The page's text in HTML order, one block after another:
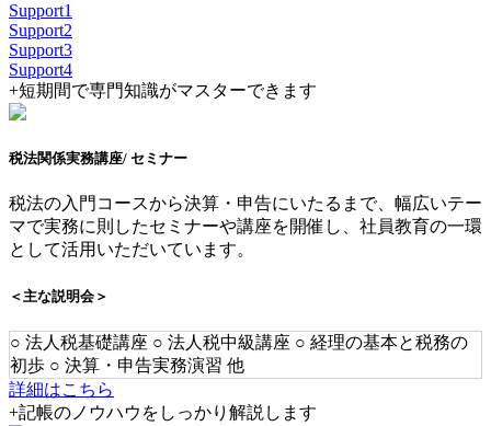
Support1
Support2
Support3
Support4
+短期間で専門知識がマスターできます
税法関係実務講座/ セミナー
税法の入門コースから決算・申告にいたるまで、幅広いテー
マで実務に則したセミナーや講座を開催し、社員教育の一環
として活用いただいています。
＜主な説明会＞
○ 法人税基礎講座 ○ 法人税中級講座 ○ 経理の基本と税務の
初歩 ○ 決算・申告実務演習 他
詳細はこちら
+記帳のノウハウをしっかり解説します